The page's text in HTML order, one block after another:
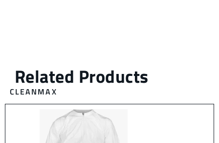
CLEANMAX